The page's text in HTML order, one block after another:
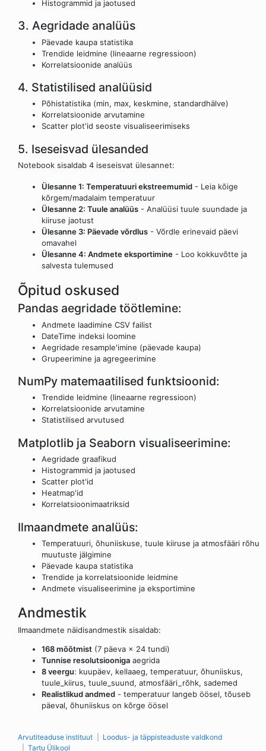
Histogrammid ja jaotused
3. Aegridade analüüs
Päevade kaupa statistika
Trendide leidmine (lineaarne regressioon)
Korrelatsioonide analüüs
4. Statistilised analüüsid
Põhistatistika (min, max, keskmine, standardhälve)
Korrelatsioonide arvutamine
Scatter plot'id seoste visualiseerimiseks
5. Iseseisvad ülesanded
Notebook sisaldab 4 iseseisvat ülesannet:
Ülesanne 1: Temperatuuri ekstreemumid - Leia kõige
kõrgem/madalaim temperatuur
Ülesanne 2: Tuule analüüs - Analüüsi tuule suundade ja
kiiruse jaotust
Ülesanne 3: Päevade võrdlus - Võrdle erinevaid päevi
omavahel
Ülesanne 4: Andmete eksportimine - Loo kokkuvõtte ja
salvesta tulemused
Õpitud oskused
Pandas aegridade töötlemine:
Andmete laadimine CSV failist
DateTime indeksi loomine
Aegridade resample'imine (päevade kaupa)
Grupeerimine ja agregeerimine
NumPy matemaatilised funktsioonid:
Trendide leidmine (lineaarne regressioon)
Korrelatsioonide arvutamine
Statistilised arvutused
Matplotlib ja Seaborn visualiseerimine:
Aegridade graafikud
Histogrammid ja jaotused
Scatter plot'id
Heatmap'id
Korrelatsioonimaatriksid
Ilmaandmete analüüs:
Temperatuuri, õhuniiskuse, tuule kiiruse ja atmosfääri rõhu
muutuste jälgimine
Päevade kaupa statistika
Trendide ja korrelatsioonide leidmine
Andmete visualiseerimine ja eksportimine
Andmestik
Ilmaandmete näidisandmestik sisaldab:
168 mõõtmist (7 päeva × 24 tundi)
Tunnise resolutsiooniga aegrida
8 veergu: kuupäev, kellaaeg, temperatuur, õhuniiskus,
tuule_kiirus, tuule_suund, atmosfääri_rõhk, sademed
Realistlikud andmed - temperatuur langeb öösel, tõuseb
päeval, õhuniiskus on kõrge öösel
Arvutiteaduse instituut
Loodus- ja täppisteaduste valdkond
Tartu Ülikool